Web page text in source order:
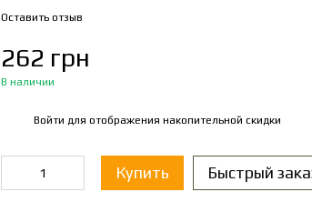
Оставить отзыв
262 грн
В наличии
Войти для отображения накопительной скидки
Купить Быстрый